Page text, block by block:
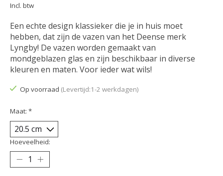
Incl. btw
Een echte design klassieker die je in huis moet
hebben, dat zijn de vazen van het Deense merk
Lyngby! De vazen worden gemaakt van
mondgeblazen glas en zijn beschikbaar in diverse
kleuren en maten. Voor ieder wat wils!
Op voorraad (Levertijd:1-2 werkdagen)
Maat: *
Hoeveelheid: